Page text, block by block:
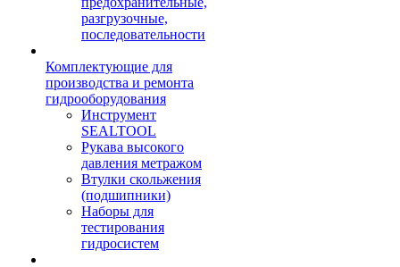
разгрузочные,
последовательности
Комплектующие для
производства и ремонта
гидрооборудования
Инструмент
SEALTOOL
Рукава высокого
давления метражом
Втулки скольжения
(подшипники)
Наборы для
тестирования
гидросистем